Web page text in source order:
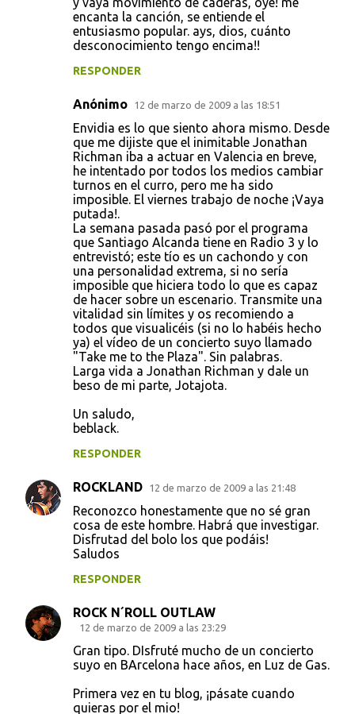
encanta la canción, se entiende el
entusiasmo popular. ays, dios, cuánto
desconocimiento tengo encima!!
RESPONDER
Anónimo 12 de marzo de 2009 a las 18:51
Envidia es lo que siento ahora mismo. Desde
que me dijiste que el inimitable Jonathan
Richman iba a actuar en Valencia en breve,
he intentado por todos los medios cambiar
turnos en el curro, pero me ha sido
imposible. El viernes trabajo de noche ¡Vaya
putada!.
La semana pasada pasó por el programa
que Santiago Alcanda tiene en Radio 3 y lo
entrevistó; este tío es un cachondo y con
una personalidad extrema, si no sería
imposible que hiciera todo lo que es capaz
de hacer sobre un escenario. Transmite una
vitalidad sin límites y os recomiendo a
todos que visualicéis (si no lo habéis hecho
ya) el vídeo de un concierto suyo llamado
"Take me to the Plaza". Sin palabras.
Larga vida a Jonathan Richman y dale un
beso de mi parte, Jotajota.
Un saludo,
beblack.
RESPONDER
ROCKLAND 12 de marzo de 2009 a las 21:48
Reconozco honestamente que no sé gran
cosa de este hombre. Habrá que investigar.
Disfrutad del bolo los que podáis!
Saludos
RESPONDER
ROCK N´ROLL OUTLAW
12 de marzo de 2009 a las 23:29
Gran tipo. DIsfruté mucho de un concierto
suyo en BArcelona hace años, en Luz de Gas.
Primera vez en tu blog, ¡pásate cuando
quieras por el mio!